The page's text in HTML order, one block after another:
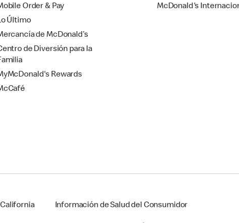
Order & Pay
Último
de McDonald’s
de Diversión para la
Rewards
McDonald's
Información de Salud del Consumidor